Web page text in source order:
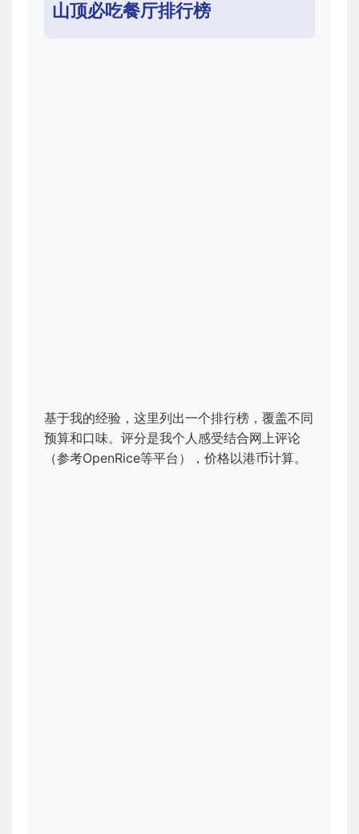
山顶必吃餐厅排行榜
基于我的经验，这里列出一个排行榜，覆盖不同
预算和口味。评分是我个人感受结合网上评论
（参考OpenRice等平台），价格以港币计算。